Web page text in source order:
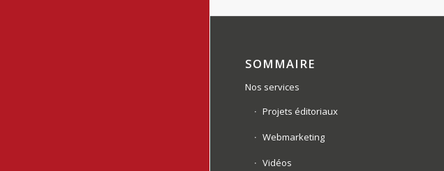
SOMMAIRE
Nos services
Projets éditoriaux
Webmarketing
Vidéos